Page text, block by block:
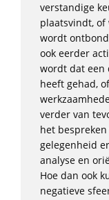
verstandige
plaatsvindt, of
wordt
ook eerder
wordt dat een
heeft gehad,
verder van
het
gelegenheid
analyse en
Hoe dan ook
negatieve